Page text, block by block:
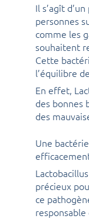
Il s’agît
personnes
comme les
souhaitent
Cette
l’équilibre
En effet,
des bonnes
des
Une
précieux
ce
responsable